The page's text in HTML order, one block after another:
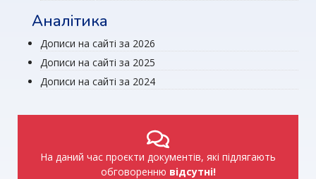
Аналітика
Дописи на сайті за 2026
Дописи на сайті за 2025
Дописи на сайті за 2024
На даний час проєкти документів, які підлягають
обговоренню відсутні!